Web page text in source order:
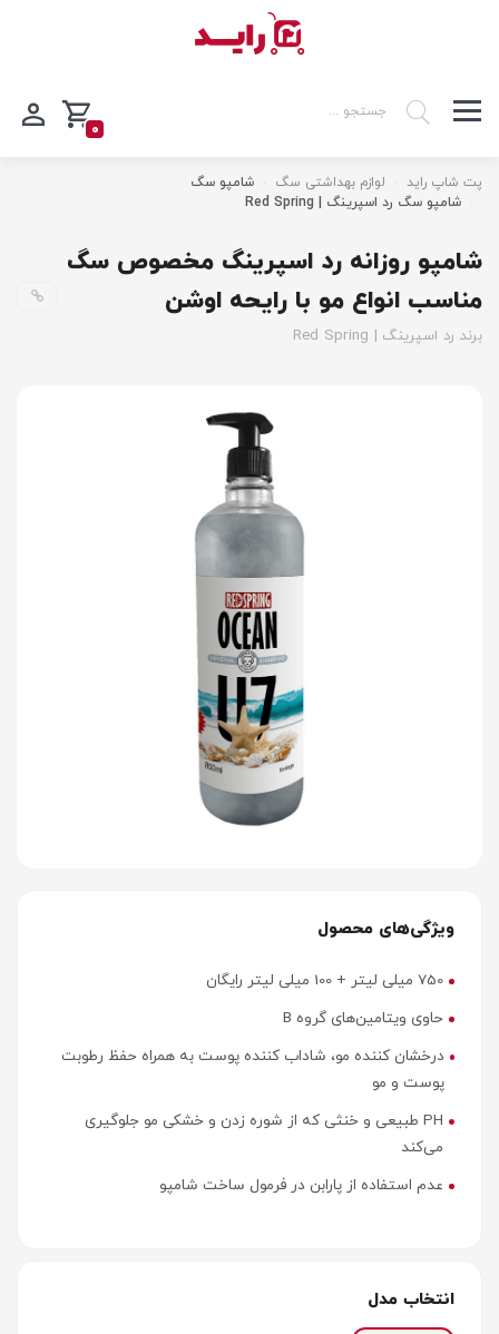
0
پت شاپ راید لوازم بهداشتی سگ
شامپو سگ
شامپو سگ رد اسپرینگ | Red Spring
شامپو روزانه رد اسپرینگ مخصوص سگ
مناسب انواع مو با رایحه اوشن
برند رد اسپرینگ | Red Spring
ویژگی‌های محصول
750 میلی لیتر + 100 میلی لیتر رایگان
حاوی ویتامین‌های گروه B
درخشان کننده مو، شاداب کننده پوست به همراه حفظ رطوبت
پوست و مو
PH طبیعی و خنثی که از شوره زدن و خشکی مو جلوگیری
می‌کند
عدم استفاده از پارابن در فرمول ساخت شامپو
انتخاب مدل